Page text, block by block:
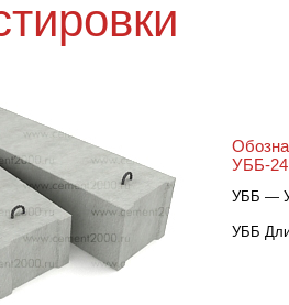
УББ-
УББ —
УББ